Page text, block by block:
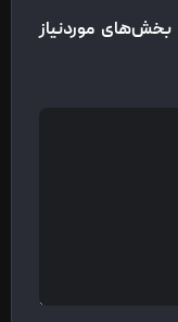
بخش‌های موردنیاز